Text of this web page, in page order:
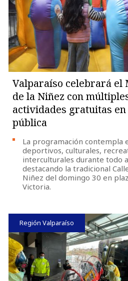
Valparaíso celebrará el
de la Niñez con
actividades gratuitas
pública
La programación contempla
deportivos, culturales,
interculturales durante todo
destacando la tradicional
Niñez del domingo 30 en
Victoria.
Región Valparaíso